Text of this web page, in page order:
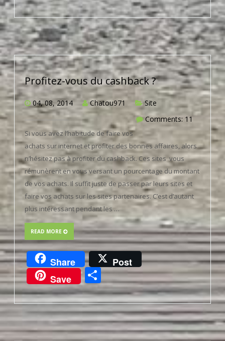
Profitez-vous du cashback ?
04, 08, 2014 Chatou971
Site
Comments: 11
Si vous avez l’habitude de faire vos
achats sur internet et profiter des bonnes affaires, alors
n’hésitez pas à profiter du cashback. Ces sites vous
rémunèrent en vous versant un pourcentage du montant
de vos achats. Il suffit juste de passer par leurs sites et
faire vos achats sur les sites partenaires. C’est d’autant
plus intéressant pendant les …
READ MORE
Share
Post
Save
Partager